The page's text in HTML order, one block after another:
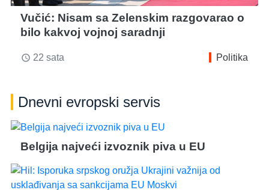
Vučić: Nisam sa Zelenskim razgovarao o
bilo kakvoj vojnoj saradnji
access_time 22 sata Politika
Dnevni evropski servis
Belgija najveći izvoznik piva u EU